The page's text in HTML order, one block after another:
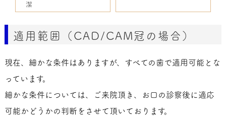
潔
適用範囲（CAD/CAM冠の場合）
現在、細かな条件はありますが、すべての歯で適用可能とな
っています。
細かな条件については、ご来院頂き、お口の診察後に適応
可能かどうかの判断をさせて頂いております。